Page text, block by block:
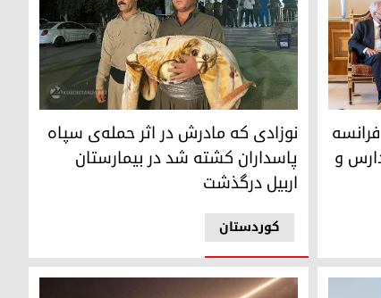
حمله‌ی جمهوری اسلامی به مدارس و غیرنظامیان را محکوم
و
نوزادی که مادرش در اثر حمله‌ی سپاه پاسداران
کوردستان
نوزادی که مادرش در اثر حمله‌ی سپاه
پاسداران کشته شد در بیمارستان
اربیل درگذشت